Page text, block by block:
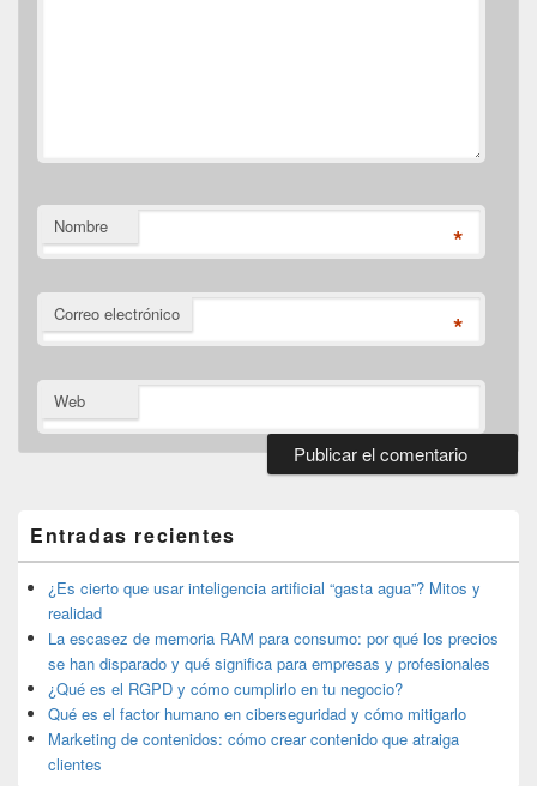
Nombre *
Correo electrónico *
Web
de
widget
barra
lateral
primaria
Entradas recientes
¿Es cierto que usar inteligencia artificial “gasta agua”? Mitos y
realidad
La escasez de memoria RAM para consumo: por qué los precios
se han disparado y qué significa para empresas y profesionales
¿Qué es el RGPD y cómo cumplirlo en tu negocio?
Qué es el factor humano en ciberseguridad y cómo mitigarlo
Marketing de contenidos: cómo crear contenido que atraiga
clientes